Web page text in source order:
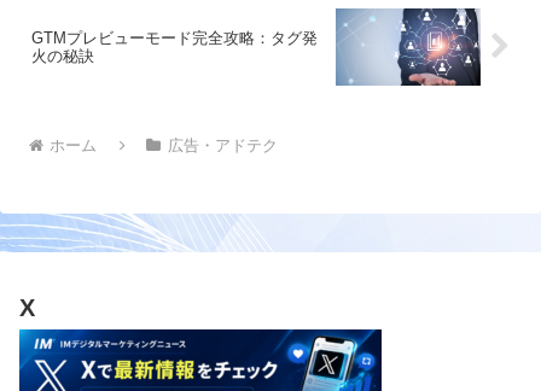
GTMプレビューモード完全攻略：タグ発
火の秘訣
ホーム 広告・アドテク
X